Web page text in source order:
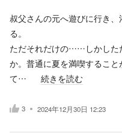
叔父さんの元へ遊びに行き
る。
ただそれだけの……しかした
か。普通に夏を満喫するこ
て…
続きを読む
3 2024年12月30日 12:23